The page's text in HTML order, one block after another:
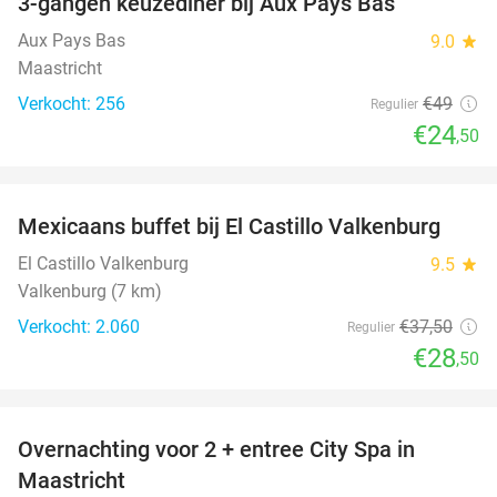
Aux Pays Bas 9.0 star
Maastricht
Verkocht: 256
Regulier €49
€24,50
24%
Mexicaans buffet bij El Castillo Valkenburg
El Castillo Valkenburg 9.5 star
Valkenburg (7 km)
Verkocht: 2.060
Regulier €37,50
€28,50
Overnachting voor 2 + entree City Spa in
Maastricht